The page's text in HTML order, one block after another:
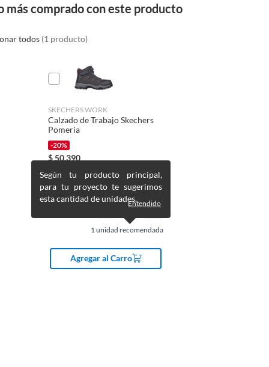
más comprado con este producto
todos (1 producto)
SKECHERS WORK
Calzado de Trabajo Skechers
Pomeria
-20%
$50.390
62.990
1 unidad recomendada
Según tu producto principal,
para tu proyecto te sugerimos
esta cantidad de unidades.Entendido
Agregar al Carro